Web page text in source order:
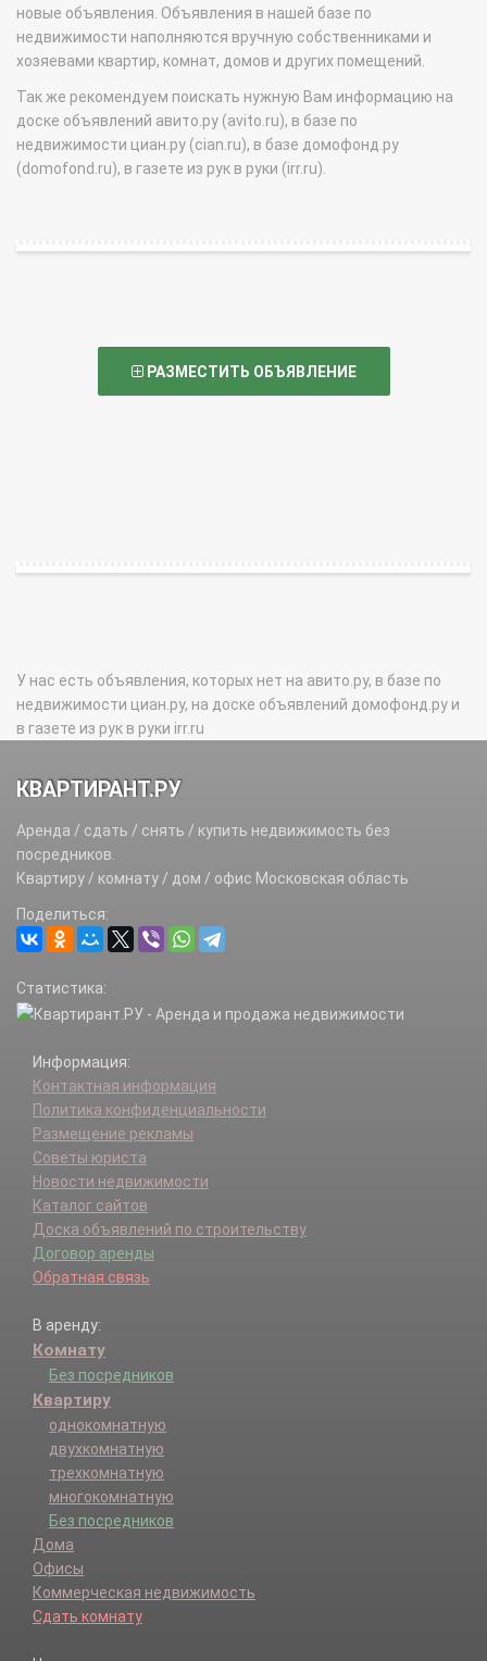
новые объявления. Объявления в нашей базе по
недвижимости наполняются вручную собственниками и
хозяевами квартир, комнат, домов и других помещений.
Так же рекомендуем поискать нужную Вам информацию на
доске объявлений авито.ру (avito.ru), в базе по
недвижимости циан.ру (cian.ru), в базе домофонд.ру
(domofond.ru), в газете из рук в руки (irr.ru).
РАЗМЕСТИТЬ ОБЪЯВЛЕНИЕ
У нас есть объявления, которых нет на авито.ру, в базе по
недвижимости циан.ру, на доске объявлений домофонд.ру и
в газете из рук в руки irr.ru
КВАРТИРАНТ.РУ
Аренда / сдать / снять / купить недвижимость без
посредников.
Квартиру / комнату / дом / офис Московская область
Поделиться:
Статистика:
Информация:
Контактная информация
Политика конфиденциальности
Размещение рекламы
Советы юриста
Новости недвижимости
Каталог сайтов
Доска объявлений по строительству
Договор аренды
Обратная связь
В аренду:
Комнату
Без посредников
Квартиру
однокомнатную
двухкомнатную
трехкомнатную
многокомнатную
Без посредников
Дома
Офисы
Коммерческая недвижимость
Сдать комнату